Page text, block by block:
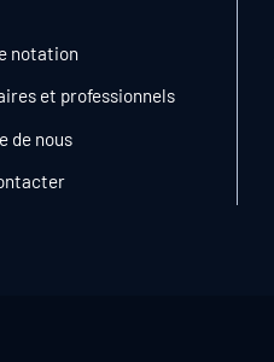
notation
et professionnels
de nous